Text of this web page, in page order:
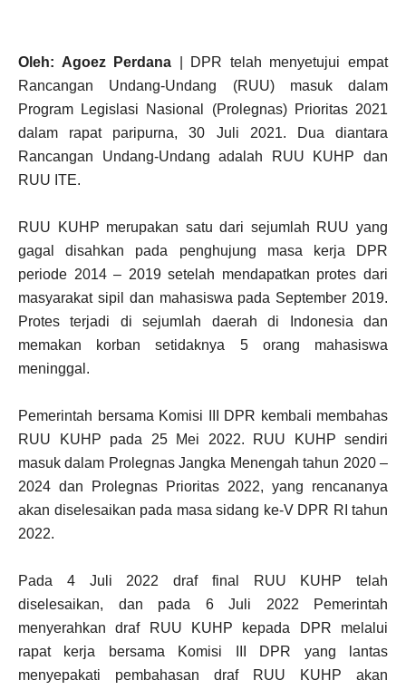
Oleh: Agoez Perdana | DPR telah menyetujui empat
Rancangan Undang-Undang (RUU) masuk dalam
Program Legislasi Nasional (Prolegnas) Prioritas 2021
dalam rapat paripurna, 30 Juli 2021. Dua diantara
Rancangan Undang-Undang adalah RUU KUHP dan
RUU ITE.
RUU KUHP merupakan satu dari sejumlah RUU yang
gagal disahkan pada penghujung masa kerja DPR
periode 2014 – 2019 setelah mendapatkan protes dari
masyarakat sipil dan mahasiswa pada September 2019.
Protes terjadi di sejumlah daerah di Indonesia dan
memakan korban setidaknya 5 orang mahasiswa
meninggal.
Pemerintah bersama Komisi III DPR kembali membahas
RUU KUHP pada 25 Mei 2022. RUU KUHP sendiri
masuk dalam Prolegnas Jangka Menengah tahun 2020 –
2024 dan Prolegnas Prioritas 2022, yang rencananya
akan diselesaikan pada masa sidang ke-V DPR RI tahun
2022.
Pada 4 Juli 2022 draf final RUU KUHP telah
diselesaikan, dan pada 6 Juli 2022 Pemerintah
menyerahkan draf RUU KUHP kepada DPR melalui
rapat kerja bersama Komisi III DPR yang lantas
menyepakati pembahasan draf RUU KUHP akan